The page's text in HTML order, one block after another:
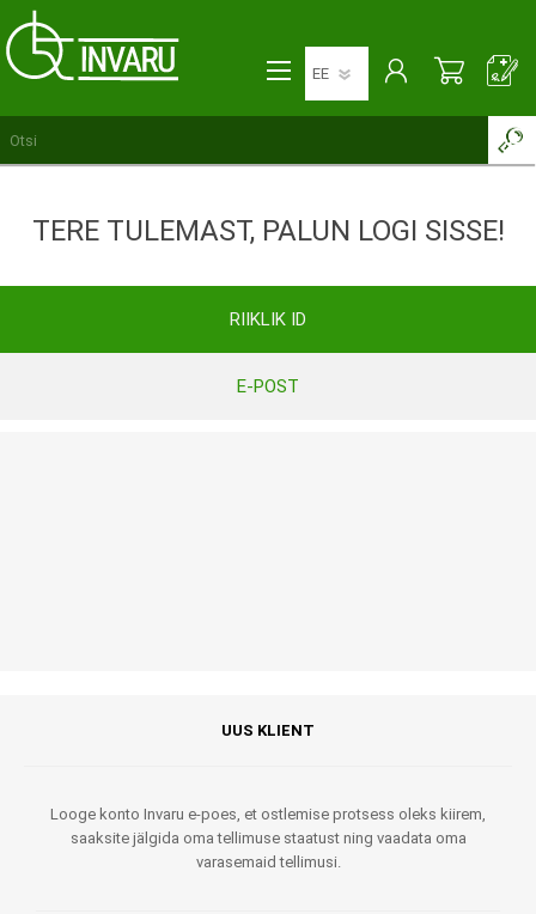
TERE TULEMAST, PALUN LOGI SISSE!
RIIKLIK ID
E-POST
UUS KLIENT
Looge konto Invaru e-poes, et ostlemise protsess oleks kiirem,
saaksite jälgida oma tellimuse staatust ning vaadata oma
varasemaid tellimusi.